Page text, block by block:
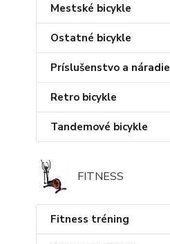
Mestské bicykle
Ostatné bicykle
Príslušenstvo a náradie
Retro bicykle
Tandemové bicykle
FITNESS
Fitness tréning